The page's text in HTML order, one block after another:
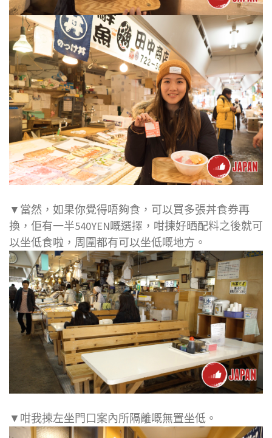
▼當然，如果你覺得唔夠食，可以買多張丼食券再
換，佢有一半540YEN嘅選擇，咁揀好晒配料之後就可
以坐低食啦，周圍都有可以坐低嘅地方。
▼咁我揀左坐門口案內所隔離嘅無置坐低。